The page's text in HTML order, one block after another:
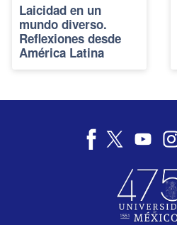
Laicidad en un
mundo diverso.
Reflexiones desde
América Latina